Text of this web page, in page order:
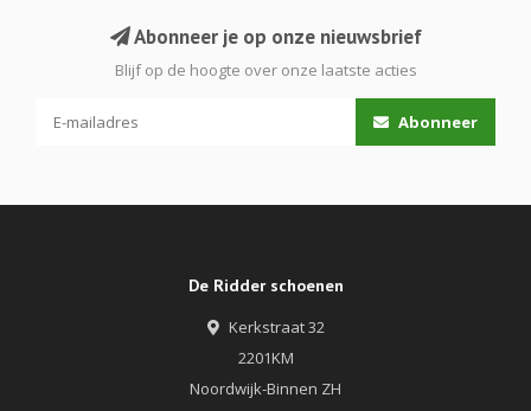
Abonneer je op onze nieuwsbrief
Blijf op de hoogte over onze laatste acties
Abonneer
De Ridder schoenen
Kerkstraat 32
2201KM
Noordwijk-Binnen ZH